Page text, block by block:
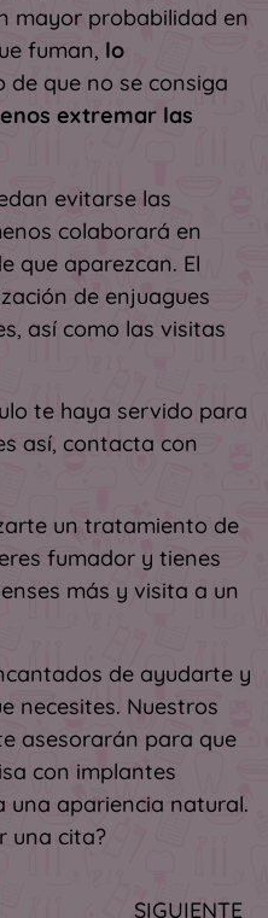
mayor probabilidad en
fuman, lo
de que no se consiga
extremar las
evitarse las
colaborará en
que aparezcan. El
de enjuagues
así como las visitas
te haya servido para
así, contacta con
un tratamiento de
fumador y tienes
más y visita a un
de ayudarte y
necesites. Nuestros
asesorarán para que
con implantes
una apariencia natural.
una cita?
SIGUIENTE